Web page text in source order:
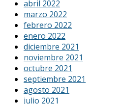
abril 2022
marzo 2022
febrero 2022
enero 2022
diciembre 2021
noviembre 2021
octubre 2021
septiembre 2021
agosto 2021
julio 2021